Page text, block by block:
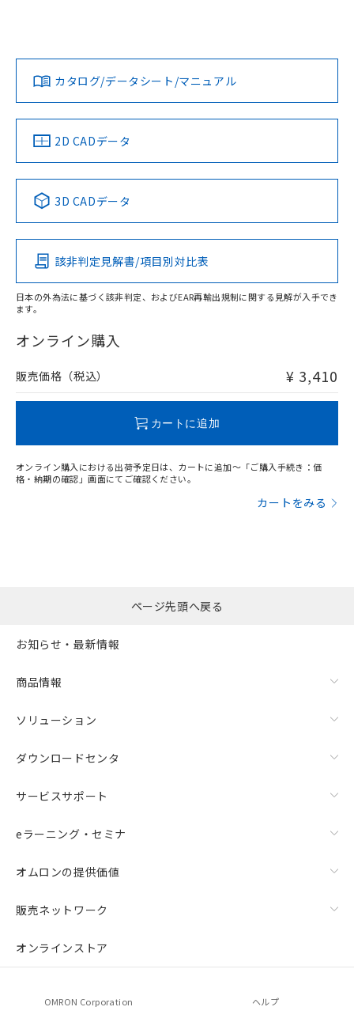
ダウンロードデータをご利用いただく前に、以下を必ずお読
みください。
ソフトウェアの使用条件
対応済み
中国 RoHS 注意事項・凡例
Pb Hg Cd Cr(VI)
O
在庫等で未対応品が混在する可能性があります。
問い合わせください。
カタログ/データシート/マニュアル
2D CADデータ
3D CADデータ
該非判定見解書/項目別対比表
日本の外為法に基づく該非判定、およびEAR再輸出規制に関する見解が入手でき
ます。
オンライン購入
販売価格（税込） ¥ 3,410
カートに追加
オンライン購入における出荷予定日は、カートに追加～「ご購入手続き：価
格・納期の確認」画面にてご確認ください。
カートをみる
ページ先頭へ戻る
お知らせ・最新情報
商品情報
ソリューション
ダウンロードセンタ
サービスサポート
eラーニング・セミナ
オムロンの提供価値
販売ネットワーク
オンラインストア
OMRON Corporation ヘルプ